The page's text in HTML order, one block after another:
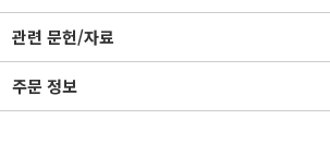
관련 문헌/자료
주문 정보